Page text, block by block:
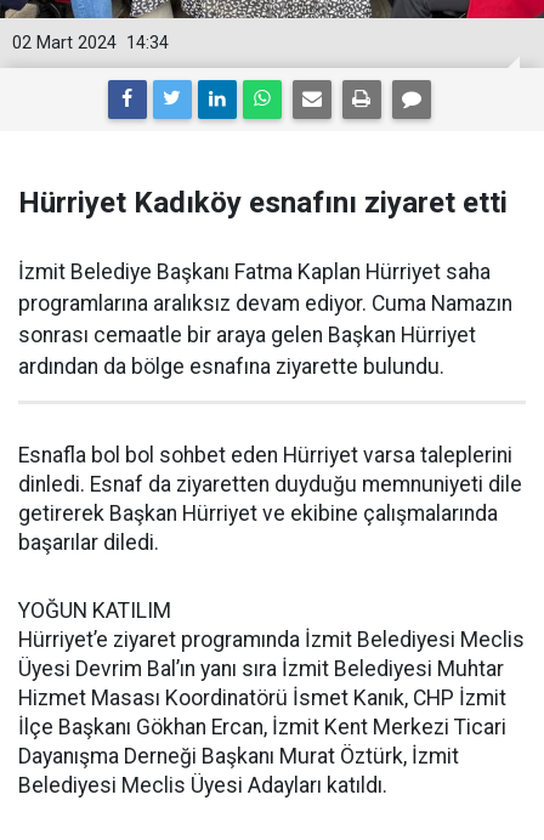
14:34
02 Mart 2024
Hürriyet Kadıköy esnafını ziyaret etti
İzmit Belediye Başkanı Fatma Kaplan Hürriyet saha
programlarına aralıksız devam ediyor. Cuma Namazın
sonrası cemaatle bir araya gelen Başkan Hürriyet
ardından da bölge esnafına ziyarette bulundu.
Esnafla bol bol sohbet eden Hürriyet varsa taleplerini
dinledi. Esnaf da ziyaretten duyduğu memnuniyeti dile
getirerek Başkan Hürriyet ve ekibine çalışmalarında
başarılar diledi.
YOĞUN KATILIM
Hürriyet’e ziyaret programında İzmit Belediyesi Meclis
Üyesi Devrim Bal’ın yanı sıra İzmit Belediyesi Muhtar
Hizmet Masası Koordinatörü İsmet Kanık, CHP İzmit
İlçe Başkanı Gökhan Ercan, İzmit Kent Merkezi Ticari
Dayanışma Derneği Başkanı Murat Öztürk, İzmit
Belediyesi Meclis Üyesi Adayları katıldı.